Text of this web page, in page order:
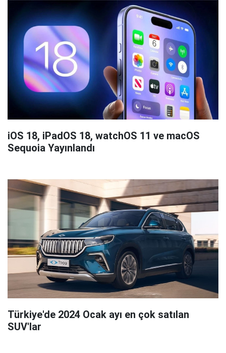
iOS 18, iPadOS 18, watchOS 11 ve macOS
Sequoia Yayınlandı
Türkiye'de 2024 Ocak ayı en çok satılan
SUV'lar